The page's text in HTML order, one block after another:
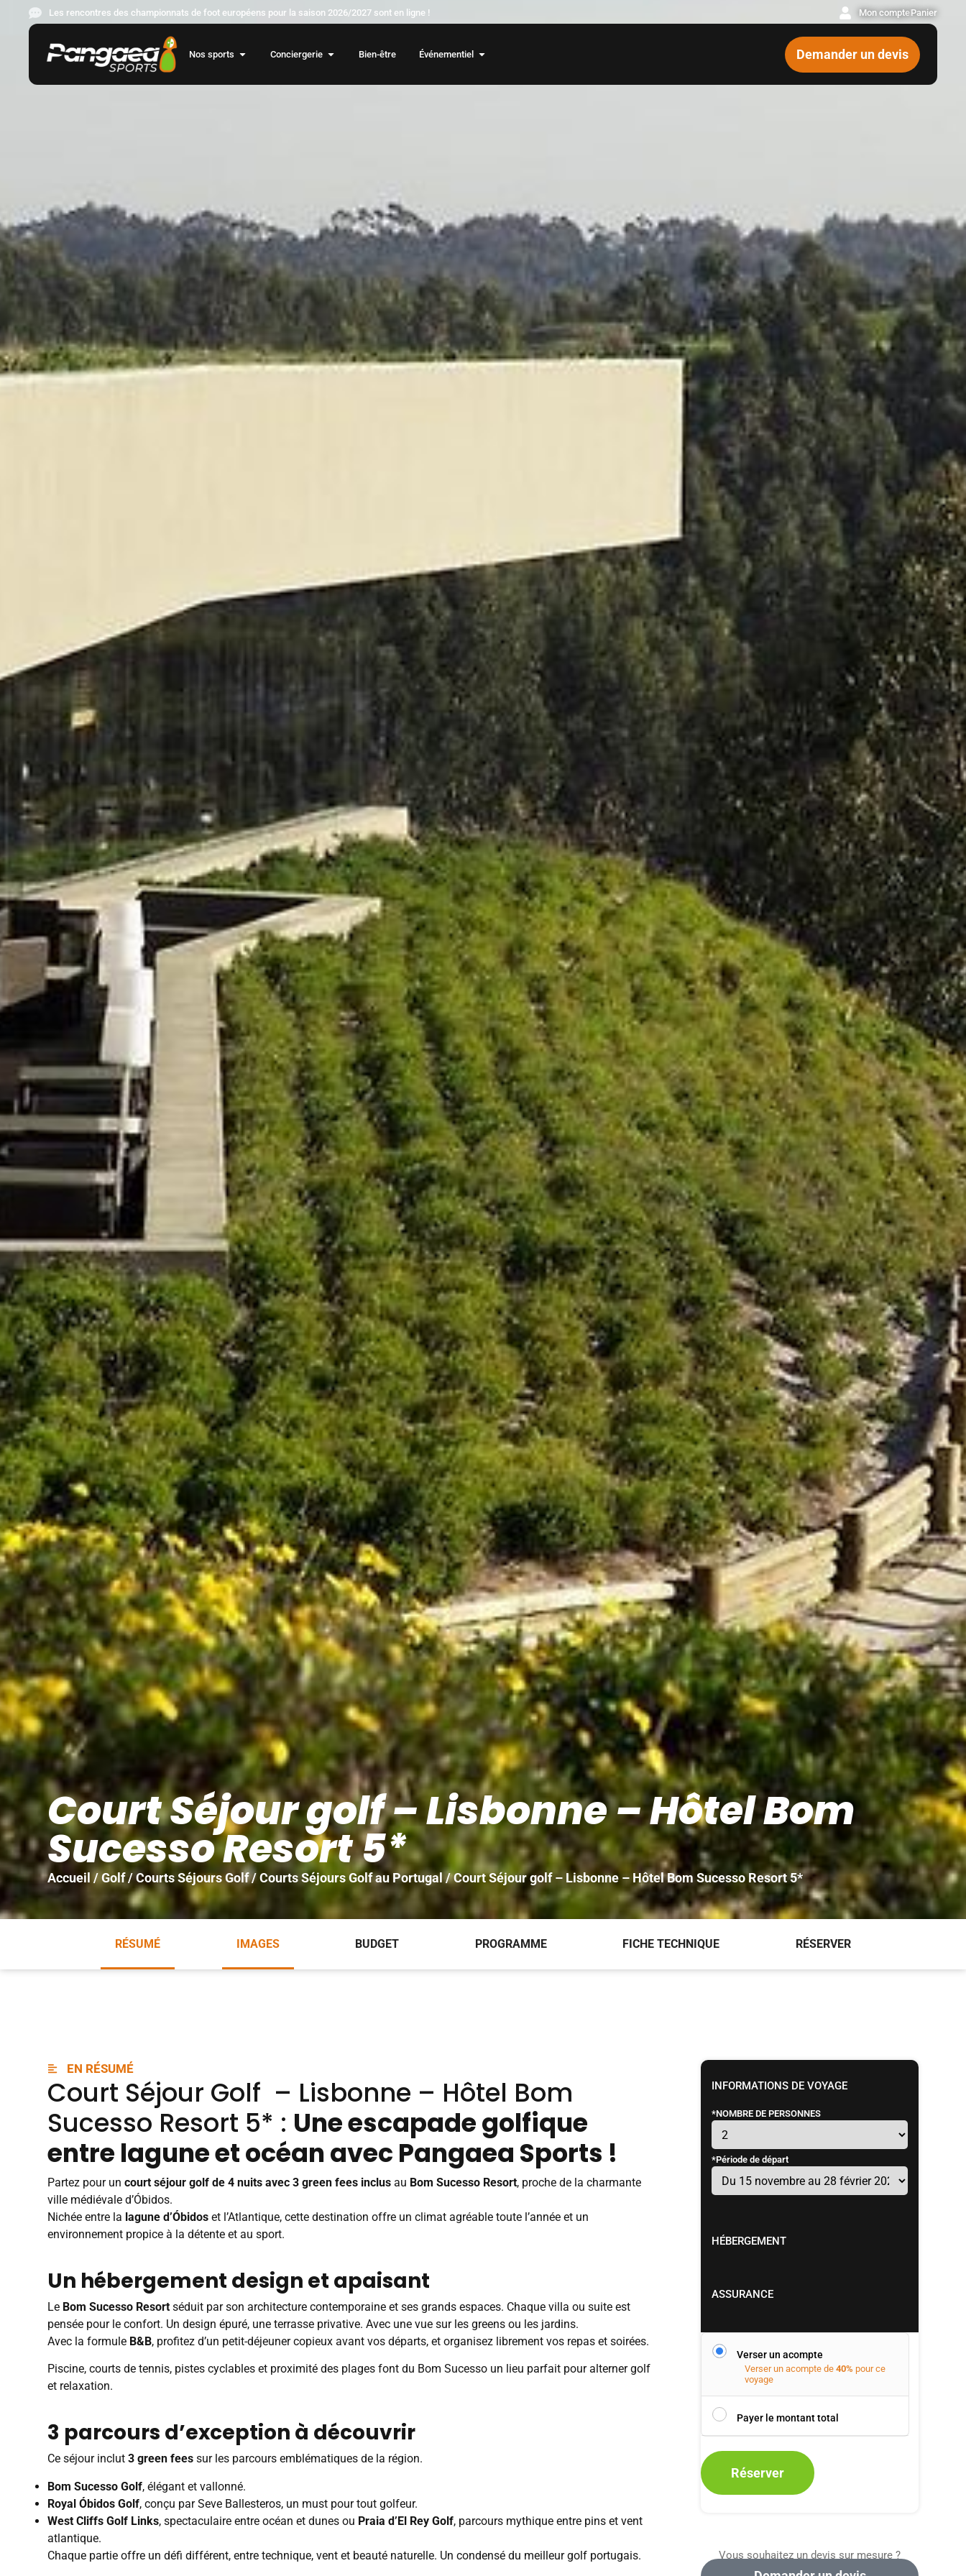
Les rencontres des championnats de foot européens pour la saison 2026/2027 sont en ligne ! Mon comptePanier
Nos sports Conciergerie Bien-être Événementiel Demander un devis
Court Séjour golf – Lisbonne – Hôtel Bom
Sucesso Resort 5*
Accueil /Golf/Courts Séjours Golf/Courts Séjours Golf au Portugal / Court Séjour golf – Lisbonne – Hôtel Bom Sucesso Resort 5*
RÉSUMÉ IMAGES BUDGET PROGRAMME FICHE TECHNIQUE RÉSERVER
EN RÉSUMÉ
Court Séjour Golf – Lisbonne – Hôtel Bom
Sucesso Resort 5* : Une escapade golfique
entre lagune et océan avec Pangaea Sports !
Partez pour un court séjour golf de 4 nuits avec 3 green fees inclusau Bom Sucesso Resort, proche de la charmante
ville médiévale d’Óbidos.
Nichée entre la lagune d’Óbidoset l’Atlantique, cette destination offre un climat agréable toute l’année et un
environnement propice à la détente et au sport.
Un hébergement design et apaisant
Le Bom Sucesso Resortséduit par son architecture contemporaine et ses grands espaces. Chaque villa ou suite est
pensée pour le confort. Un design épuré, une terrasse privative. Avec une vue sur les greens ou les jardins.
Avec la formule B&B, profitez d’un petit-déjeuner copieux avant vos départs, et organisez librement vos repas et soirées.
Piscine, courts de tennis, pistes cyclables et proximité des plages font du Bom Sucesso un lieu parfait pour alterner golf
et relaxation.
3 parcours d’exception à découvrir
Ce séjour inclut 3 green feessur les parcours emblématiques de la région.
Bom Sucesso Golf, élégant et vallonné.
Royal Óbidos Golf, conçu par Seve Ballesteros, un must pour tout golfeur.
West Cliffs Golf Links, spectaculaire entre océan et dunes ou Praia d’El Rey Golf, parcours mythique entre pins et vent
atlantique.
Chaque partie offre un défi différent, entre technique, vent et beauté naturelle. Un condensé du meilleur golf portugais.
INFORMATIONS DE VOYAGE
*NOMBRE DE PERSONNES
*Période de départ
HÉBERGEMENT
ASSURANCE
Verser un acompte
Verser un acompte de40% pour ce
voyage
Payer le montant total
Réserver
Vous souhaitez un devis sur mesure ?